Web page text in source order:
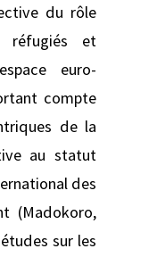
du rôle
réfugiés et
euro-
compte
de la
au statut
des
(Madokoro,
sur les